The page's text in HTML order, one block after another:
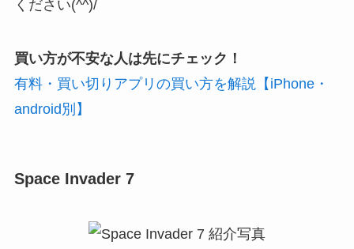
ください(^^)/
買い方が不安な人は先にチェック！
有料・買い切りアプリの買い方を解説【iPhone・
android別】
Space Invader 7